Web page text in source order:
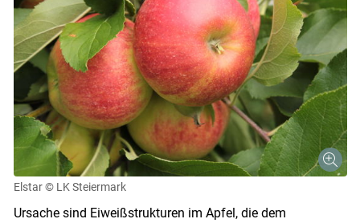
Elstar © LK Steiermark
Ursache sind Eiweißstrukturen im Apfel, die dem